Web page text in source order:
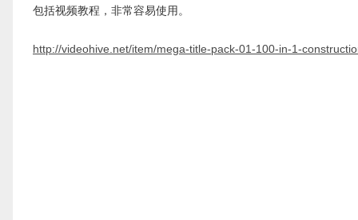
包括视频教程，非常容易使用。
http://videohive.net/item/mega-title-pack-01-100-in-1-